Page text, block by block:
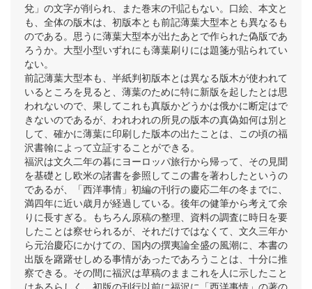
兌」の文字が削られ、また巻末の刊記もない。口絵、本文と
も、全体の版木は、初版本とも前記薄葉大型本とも異なるも
のである。思うに薄葉大型本が出たあとで作られた偽版であ
ろうか。大型小型いずれにも薄葉刷りには題箋が貼られてい
ない。
前記薄葉大型本も、半紙判初版本とは異なる版木が使われて
いるところを見ると、薄葉のために特に新版を起したとは思
われないので、果してこれも真版かどうかは俄かに断定はで
きないのであるが、われわれの所見の版本の真偽如何は別と
して、確かに薄葉に印刷した版本の出たことは、この頃の福
沢書翰によって立証することができる。
福沢は文久二年の暮にヨーロッパ旅行から帰って、その見聞
を基礎とし欧米の諸書を参照してこの書を著わしたというの
であるが、「西洋事情」初編の刊行の慶応二年の冬までに、
満四年に近い歳月が経過している。後年の健筆から考えて余
りに長すぎる。もちろん原稿の整理、資料の調査に時日を要
したことは察せられるが、それだけではなくて、文久三年か
ら元治慶応にかけての、国内の撰夷論全盛の風潮に、本書の
出版を躇躇せしめる事情があったであろうことは、十分に推
察できる。その間に福沢は草稿のままこれを人に示したこと